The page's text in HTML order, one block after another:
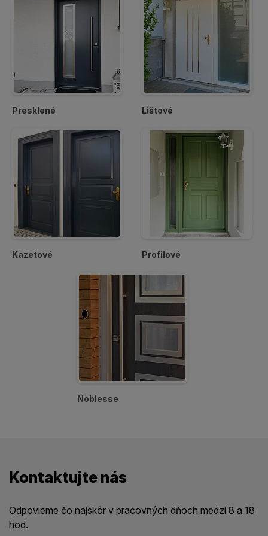
Presklené Lištové
Kazetové Profilové
Noblesse
Kontaktujte nás
Odpovieme čo najskôr v pracovných dňoch medzi 8 a 18
hod.